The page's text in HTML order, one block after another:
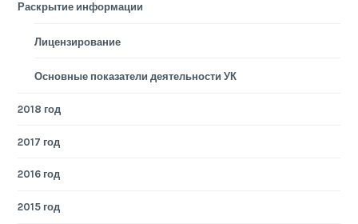
Раскрытие информации
Лицензирование
Основные показатели деятельности УК
2018 год
2017 год
2016 год
2015 год